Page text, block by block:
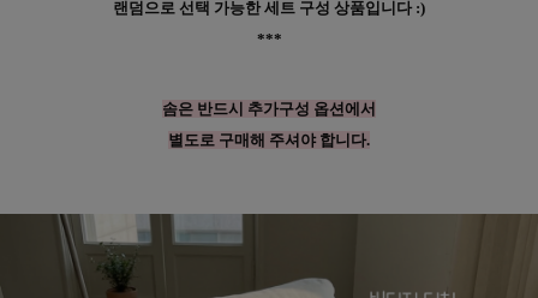
랜덤으로 선택 가능한 세트 구성 상품입니다 :)
***
솜은 반드시 추가구성 옵션에서
별도로 구매해 주셔야 합니다.